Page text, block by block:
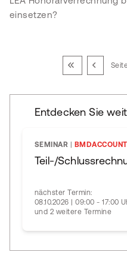
einsetzen?
Entdecken Sie
SEMINAR BMDACCOUNT
Teil-/
nächster Termin:
08.10.2026 | 09:00 - 17:00
und 2 weitere Termine